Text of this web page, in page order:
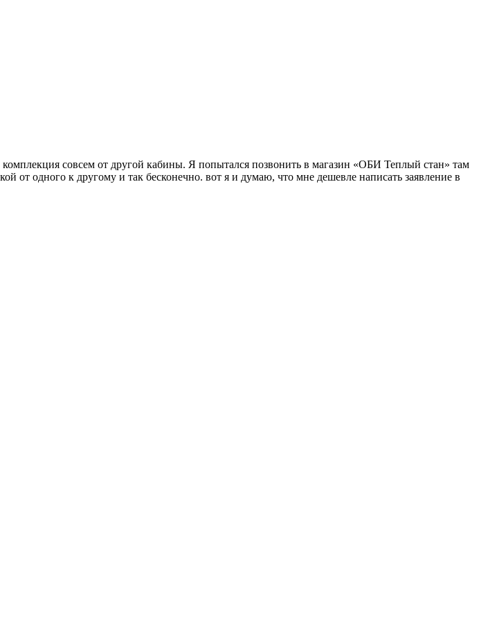
совсем от другой кабины. Я попытался позвонить в магазин «ОБИ Теплый стан» там
от одного к другому и так бесконечно. вот я и думаю, что мне дешевле написать заявление в